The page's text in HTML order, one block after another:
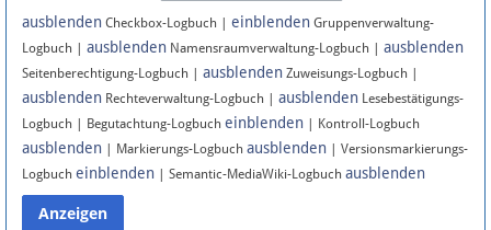
Facebook
Instagram
Anmelden
Datenschutz
ausblenden Checkbox-Logbuch | einblenden Gruppenverwaltung-
Logbuch | ausblenden Namensraumverwaltung-Logbuch | ausblenden
Seitenberechtigung-Logbuch | ausblenden Zuweisungs-Logbuch |
ausblenden Rechteverwaltung-Logbuch | ausblenden Lesebestätigungs-
Logbuch | Begutachtung-Logbuch einblenden | Kontroll-Logbuch
ausblenden | Markierungs-Logbuch ausblenden | Versionsmarkierungs-
Logbuch einblenden | Semantic-MediaWiki-Logbuch ausblenden